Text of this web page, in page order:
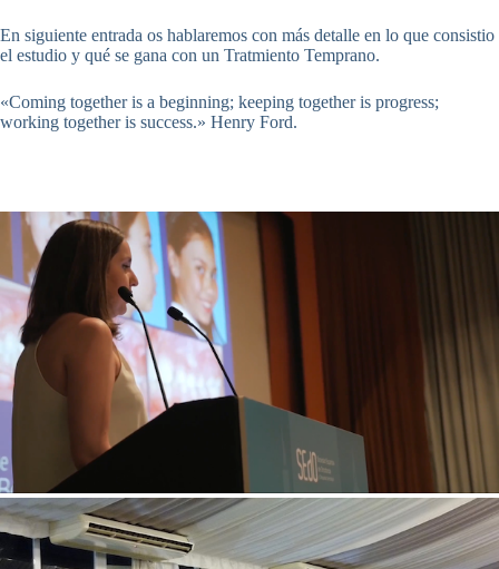
En siguiente entrada os hablaremos con más detalle en lo que consistio
el estudio y qué se gana con un Tratmiento Temprano.
«Coming together is a beginning; keeping together is progress;
working together is success.» Henry Ford.